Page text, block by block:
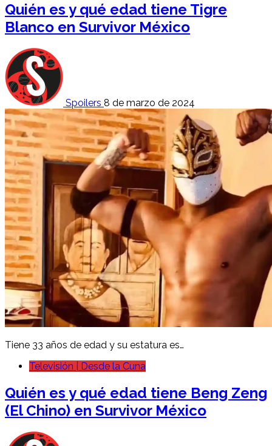
Quién es y qué edad tiene Tigre
Blanco en Survivor México
Spoilers 8 de marzo de 2024
Tiene 33 años de edad y su estatura es…
Televisión | Desde la Cuna
Quién es y qué edad tiene Beng Zeng
(El Chino) en Survivor México